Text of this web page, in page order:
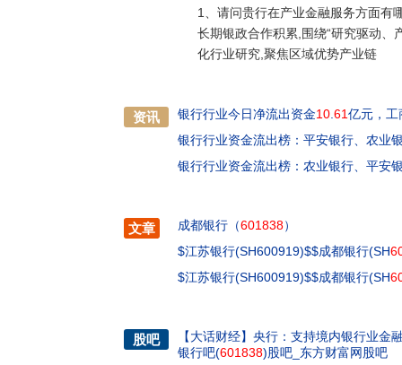
1、请问贵行在产业金融服务方面有
长期银政合作积累,围绕“研究驱动、
化行业研究,聚焦区域优势产业链
资讯 银行行业今日净流出资金10 61亿元，工
银行行业资金流出榜：平安银行、农业
银行行业资金流出榜：农业银行、平安
文章 成都银行（601838）
$江苏银行(SH600919)$$成都银行(SH
$江苏银行(SH600919)$$成都银行(SH
股吧 【大话财经】 央行：支持境内银行业金
银行吧(601838)股吧_东方财富网股吧